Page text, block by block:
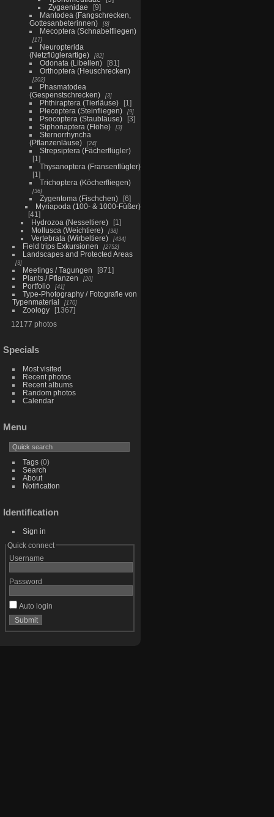
Zygaenidae
9
Mantodea (Fangschrecken,
Gottesanbeterinnen)
8
Mecoptera (Schnabelfliegen)
17
Neuropterida
(Netzflüglerartige)
82
Odonata (Libellen)
81
Orthoptera (Heuschrecken)
202
Phasmatodea
(Gespenstschrecken)
3
Phthiraptera (Tierläuse)
1
Plecoptera (Steinfliegen)
9
Psocoptera (Staubläuse)
3
Siphonaptera (Flöhe)
3
Sternorrhyncha
(Pflanzenläuse)
24
Strepsiptera (Fächerflügler)
1
Thysanoptera (Fransenflügler)
1
Trichoptera (Köcherfliegen)
36
Zygentoma (Fischchen)
6
Myriapoda (100- & 1000-Füßer)
41
Hydrozoa (Nesseltiere)
1
Mollusca (Weichtiere)
38
Vertebrata (Wirbeltiere) 434
Field trips Exkursionen 2752
Landscapes and Protected Areas
3
Meetings / Tagungen
871
Plants / Pflanzen
20
Portfolio 41
Type-Photography / Fotografie von
Typenmaterial
170
Zoology
1367
12177 photos
Specials
Most visited
Recent photos
Recent albums
Random photos
Calendar
Menu
Tags(0)
Search
About
Notification
Identification
Sign in
Quick connect
Username
Password
Auto login